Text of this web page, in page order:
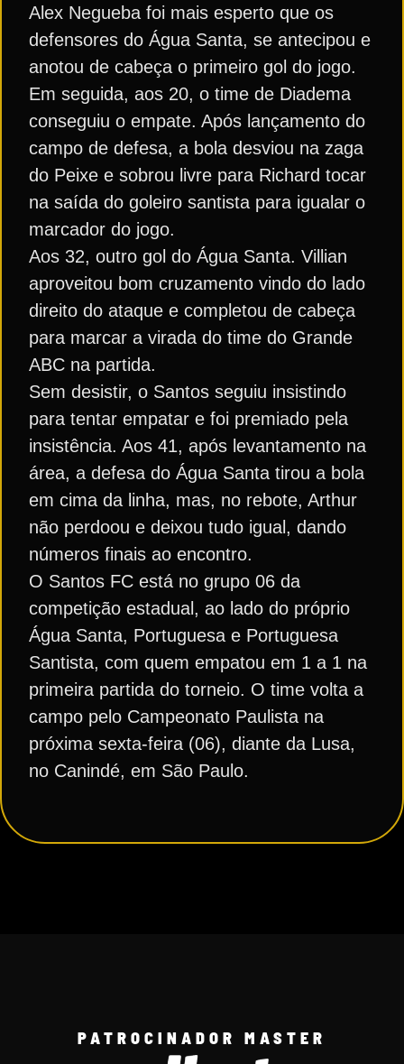
Alex Negueba foi mais esperto que os
defensores do Água Santa, se antecipou e
anotou de cabeça o primeiro gol do jogo.
Em seguida, aos 20, o time de Diadema
conseguiu o empate. Após lançamento do
campo de defesa, a bola desviou na zaga
do Peixe e sobrou livre para Richard tocar
na saída do goleiro santista para igualar o
marcador do jogo.
Aos 32, outro gol do Água Santa. Villian
aproveitou bom cruzamento vindo do lado
direito do ataque e completou de cabeça
para marcar a virada do time do Grande
ABC na partida.
Sem desistir, o Santos seguiu insistindo
para tentar empatar e foi premiado pela
insistência. Aos 41, após levantamento na
área, a defesa do Água Santa tirou a bola
em cima da linha, mas, no rebote, Arthur
não perdoou e deixou tudo igual, dando
números finais ao encontro.
O Santos FC está no grupo 06 da
competição estadual, ao lado do próprio
Água Santa, Portuguesa e Portuguesa
Santista, com quem empatou em 1 a 1 na
primeira partida do torneio. O time volta a
campo pelo Campeonato Paulista na
próxima sexta-feira (06), diante da Lusa,
no Canindé, em São Paulo.
PATROCINADOR MASTER